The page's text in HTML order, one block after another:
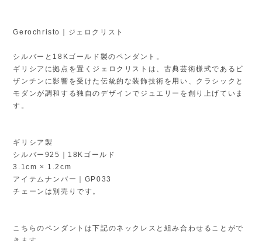
Gerochristo｜ジェロクリスト
シルバーと18Kゴールド製のペンダント。
ギリシアに拠点を置くジェロクリストは、古典芸術様式であるビ
ザンチンに影響を受けた伝統的な装飾技術を用い、クラシックと
モダンが調和する独自のデザインでジュエリーを創り上げていま
す。
ギリシア製
シルバー925｜18Kゴールド
3.1cm × 1.2cm
アイテムナンバー｜GP033
チェーンは別売りです。
こちらのペンダントは下記のネックレスと組み合わせることがで